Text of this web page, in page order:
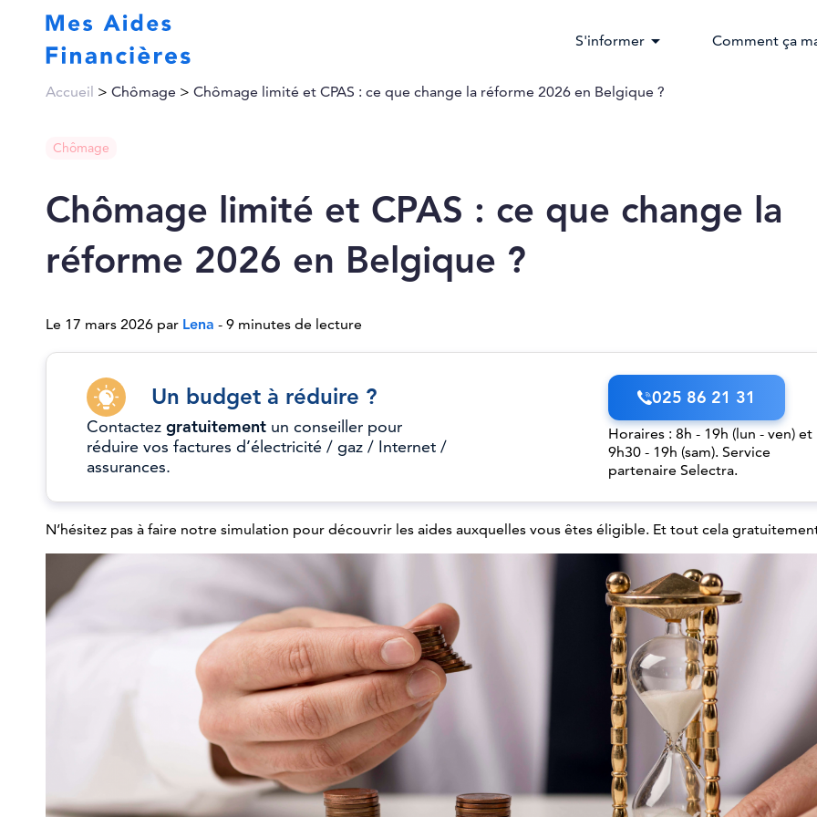
S'informer arrow_drop_down Comment ça
Accueil > Chômage > Chômage limité et CPAS : ce que change la réforme 2026 en Belgique ?
Chômage
Chômage limité et CPAS : ce que change la
réforme 2026 en Belgique ?
Le 17 mars 2026 par Lena - 9 minutes de lecture
Un budget à réduire ?
Contactez gratuitement un conseiller pour
réduire vos factures d’électricité / gaz / Internet /
assurances.
025 86 21 31
Horaires : 8h - 19h (lun - ven) et
9h30 - 19h (sam). Service
partenaire Selectra.
N’hésitez pas à faire notre simulation pour découvrir les aides auxquelles vous êtes éligible. Et tout cela